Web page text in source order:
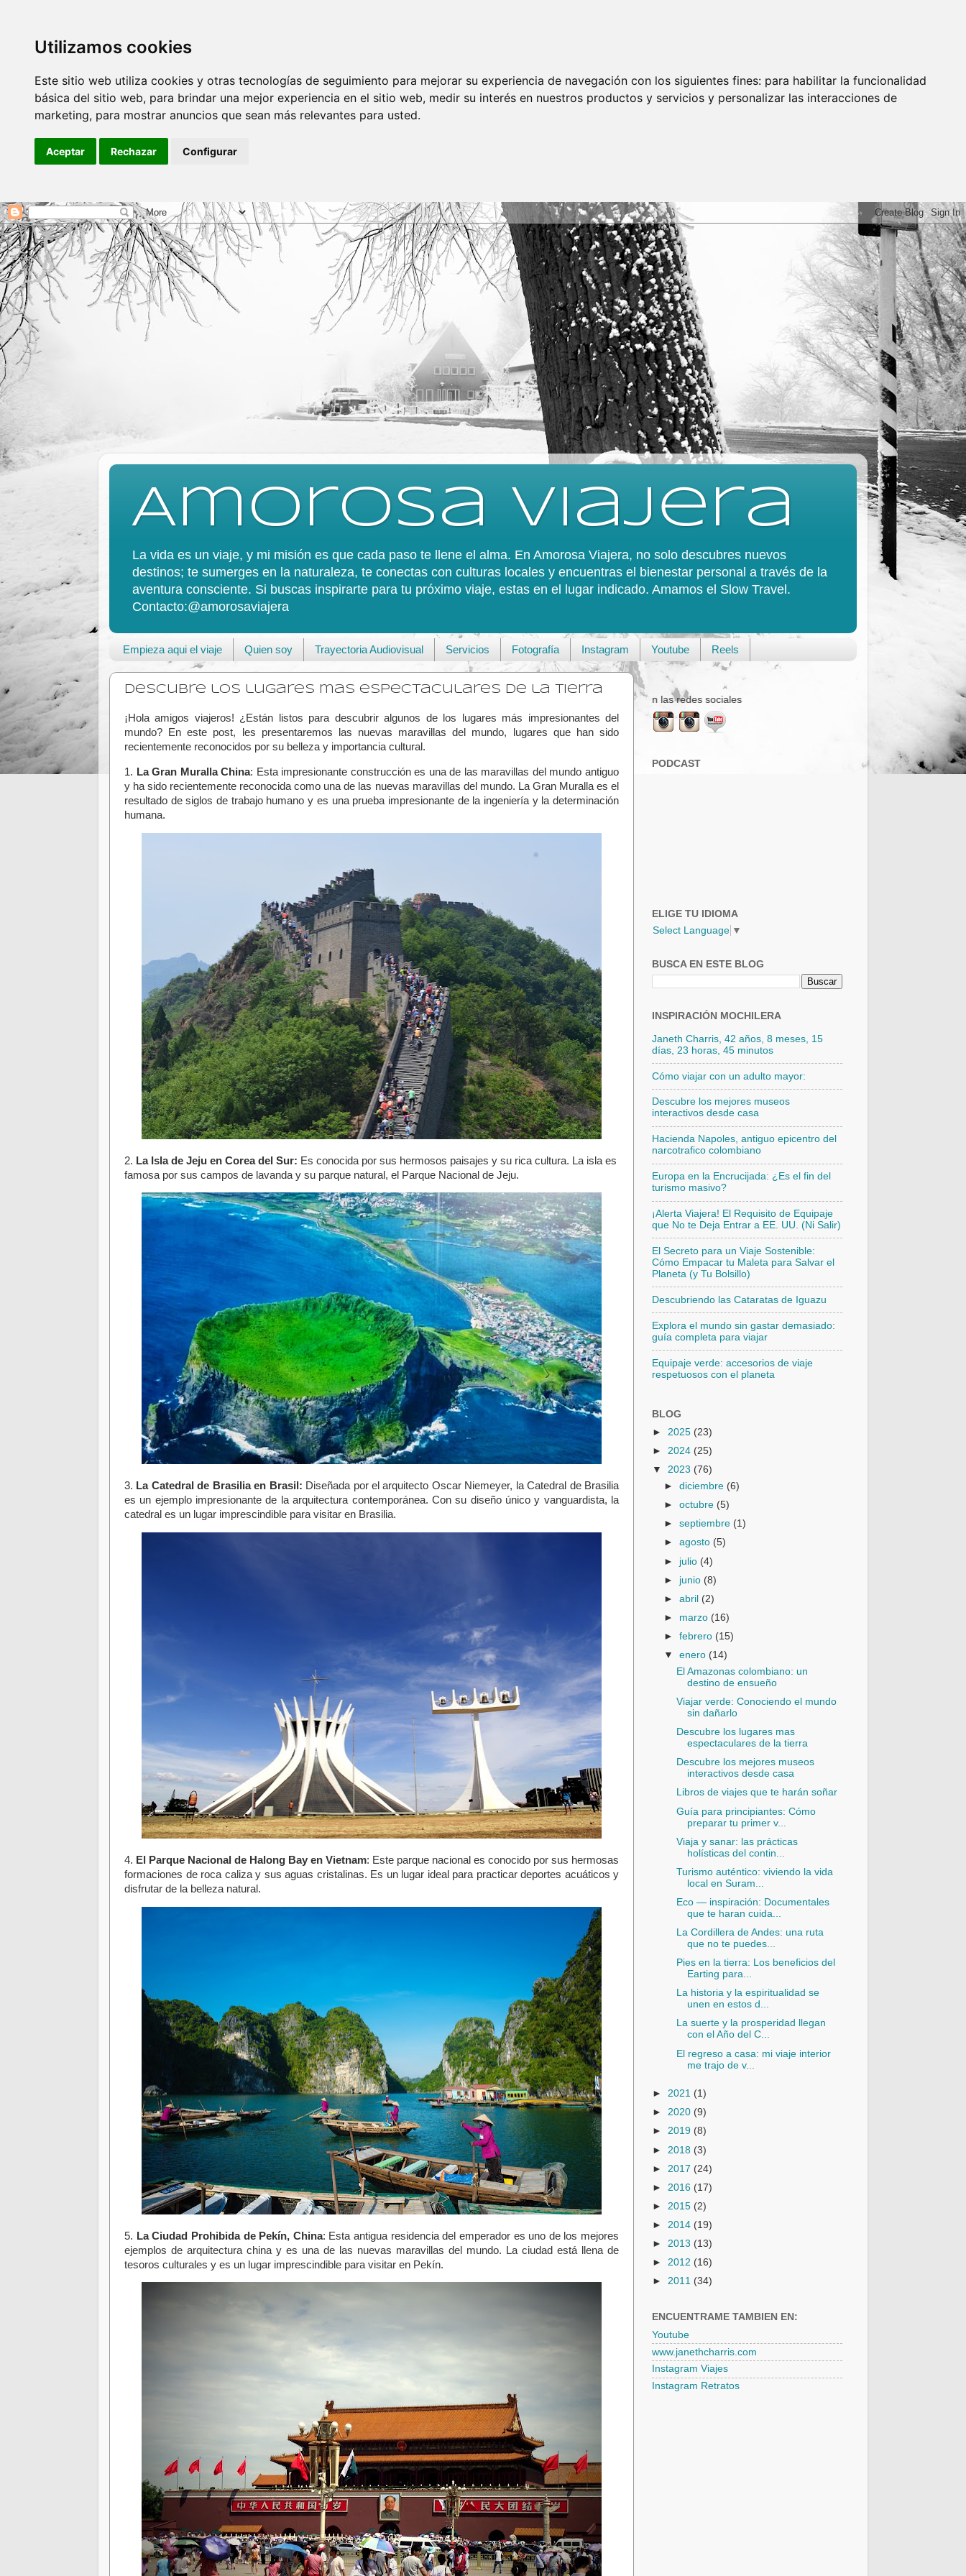
Utilizamos cookies
Este sitio web utiliza cookies y otras tecnologías de seguimiento para mejorar su experiencia de navegación con los siguientes fines: para habilitar la funcionalidad
básica del sitio web, para brindar una mejor experiencia en el sitio web, medir su interés en nuestros productos y servicios y personalizar las interacciones de
marketing, para mostrar anuncios que sean más relevantes para usted.
Aceptar Rechazar Configurar
Amorosa viajera
La vida es un viaje, y mi misión es que cada paso te llene el alma. En Amorosa Viajera, no solo descubres nuevos
destinos; te sumerges en la naturaleza, te conectas con culturas locales y encuentras el bienestar personal a través de la
aventura consciente. Si buscas inspirarte para tu próximo viaje, estas en el lugar indicado. Amamos el Slow Travel.
Contacto:@amorosaviajera
Empieza aqui el viaje Quien soy Trayectoria Audiovisual Servicios Fotografía Instagram Youtube Reels
Descubre los lugares mas espectaculares de la tierra
¡Hola amigos viajeros! ¿Están listos para descubrir algunos de los lugares más impresionantes del
mundo? En este post, les presentaremos las nuevas maravillas del mundo, lugares que han sido
recientemente reconocidos por su belleza y importancia cultural.
1. La Gran Muralla China: Esta impresionante construcción es una de las maravillas del mundo antiguo
y ha sido recientemente reconocida como una de las nuevas maravillas del mundo. La Gran Muralla es el
resultado de siglos de trabajo humano y es una prueba impresionante de la ingeniería y la determinación
humana.
2. La Isla de Jeju en Corea del Sur: Es conocida por sus hermosos paisajes y su rica cultura. La isla es
famosa por sus campos de lavanda y su parque natural, el Parque Nacional de Jeju.
3. La Catedral de Brasilia en Brasil: Diseñada por el arquitecto Oscar Niemeyer, la Catedral de Brasilia
es un ejemplo impresionante de la arquitectura contemporánea. Con su diseño único y vanguardista, la
catedral es un lugar imprescindible para visitar en Brasilia.
4. El Parque Nacional de Halong Bay en Vietnam: Este parque nacional es conocido por sus hermosas
formaciones de roca caliza y sus aguas cristalinas. Es un lugar ideal para practicar deportes acuáticos y
disfrutar de la belleza natural.
5. La Ciudad Prohibida de Pekín, China: Esta antigua residencia del emperador es uno de los mejores
ejemplos de arquitectura china y es una de las nuevas maravillas del mundo. La ciudad está llena de
tesoros culturales y es un lugar imprescindible para visitar en Pekín.
Sigue mis viajes en las redes sociales
PODCAST
ELIGE TU IDIOMA
Select Language ▼
BUSCA EN ESTE BLOG
INSPIRACIÓN MOCHILERA
Janeth Charris, 42 años, 8 meses, 15
días, 23 horas, 45 minutos
Cómo viajar con un adulto mayor:
Descubre los mejores museos
interactivos desde casa
Hacienda Napoles, antiguo epicentro del
narcotrafico colombiano
Europa en la Encrucijada: ¿Es el fin del
turismo masivo?
¡Alerta Viajera! El Requisito de Equipaje
que No te Deja Entrar a EE. UU. (Ni Salir)
El Secreto para un Viaje Sostenible:
Cómo Empacar tu Maleta para Salvar el
Planeta (y Tu Bolsillo)
Descubriendo las Cataratas de Iguazu
Explora el mundo sin gastar demasiado:
guía completa para viajar
Equipaje verde: accesorios de viaje
respetuosos con el planeta
BLOG
► 2025 (23)
► 2024 (25)
▼ 2023 (76)
►diciembre (6)
►octubre (5)
►septiembre (1)
►agosto (5)
► julio (4)
► junio (8)
►abril (2)
► marzo (16)
►febrero (15)
▼enero (14)
El Amazonas colombiano: un
destino de ensueño
Viajar verde: Conociendo el mundo
sin dañarlo
Descubre los lugares mas
espectaculares de la tierra
Descubre los mejores museos
interactivos desde casa
Libros de viajes que te harán soñar
Guía para principiantes: Cómo
preparar tu primer v...
Viaja y sanar: las prácticas
holísticas del contin...
Turismo auténtico: viviendo la vida
local en Suram...
Eco — inspiración: Documentales
que te haran cuida...
La Cordillera de Andes: una ruta
que no te puedes...
Pies en la tierra: Los beneficios del
Earting para...
La historia y la espiritualidad se
unen en estos d...
La suerte y la prosperidad llegan
con el Año del C...
El regreso a casa: mi viaje interior
me trajo de v...
► 2021 (1)
► 2020 (9)
► 2019 (8)
► 2018 (3)
► 2017 (24)
► 2016 (17)
► 2015 (2)
► 2014 (19)
► 2013 (13)
► 2012 (16)
► 2011 (34)
ENCUENTRAME TAMBIEN EN:
Youtube
www.janethcharris.com
Instagram Viajes
Instagram Retratos